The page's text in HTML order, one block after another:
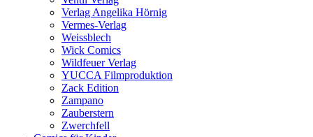
Verlag Angelika Hörnig
Vermes-Verlag
Weissblech
Wick Comics
Wildfeuer Verlag
YUCCA Filmproduktion
Zack Edition
Zampano
Zauberstern
Zwerchfell